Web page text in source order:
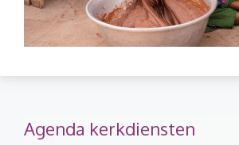
Agenda kerkdiensten